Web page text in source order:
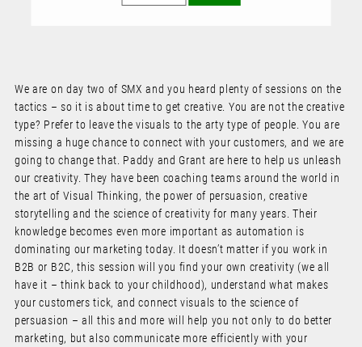
We are on day two of SMX and you heard plenty of sessions on the
tactics – so it is about time to get creative. You are not the creative
type? Prefer to leave the visuals to the arty type of people. You are
missing a huge chance to connect with your customers, and we are
going to change that. Paddy and Grant are here to help us unleash
our creativity. They have been coaching teams around the world in
the art of Visual Thinking, the power of persuasion, creative
storytelling and the science of creativity for many years. Their
knowledge becomes even more important as automation is
dominating our marketing today. It doesn’t matter if you work in
B2B or B2C, this session will you find your own creativity (we all
have it – think back to your childhood), understand what makes
your customers tick, and connect visuals to the science of
persuasion – all this and more will help you not only to do better
marketing, but also communicate more efficiently with your